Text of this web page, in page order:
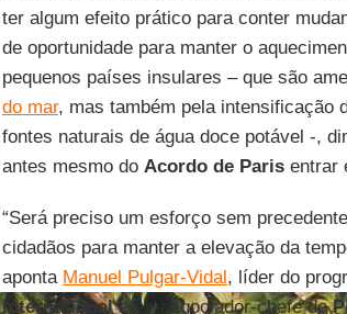
ter algum efeito prático para conter
de oportunidade para manter o
pequenos países insulares – que são
do mar, mas também pela intensificação
fontes naturais de água doce potável -,
antes mesmo do Acordo de Parisentrar
“Será preciso um esforço sem
cidadãos para manter a elevação da
aponta Manuel Pulgar-Vidal, líder do
Internationale ex-negociador-chefe do